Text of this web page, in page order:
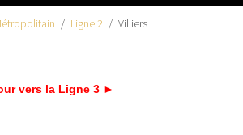
Ligne 2 Villiers
vers la Ligne 3 ►